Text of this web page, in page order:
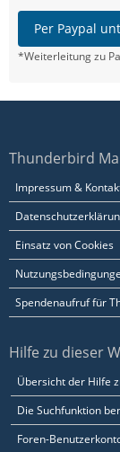
Per Paypal
*Weiterleitung zu
Thunderbird
Impressum &
Einsatz von Cookies
Spendenaufruf für
Hilfe zu dieser
Übersicht der Hilfe
Die Suchfunktion
Foren-